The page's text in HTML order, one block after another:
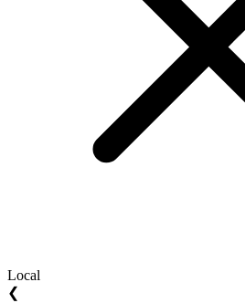
Local
❮